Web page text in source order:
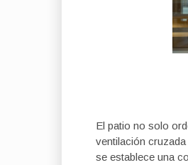
El patio no solo
ventilación
se establece una